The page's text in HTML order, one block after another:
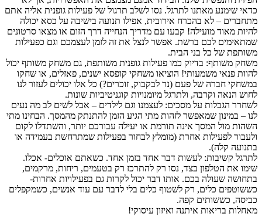
כדאי שימנע מאתנו לתרגל. נסו לשלב תרגול של פעילות גופנית אליה אתם
מתחברים – לא בהכרח אירובית, אפילו תנועה בישיבה על כסא יכולה
להיות מאוד מועילה! קבעו עם מדריך הנחייה דרך הזום או מצאו סרטונים
שמתאימים לכם ברשת. אפשר לנצל את זה לזמן לעצמכם וגם כפעילות
משותפת של כל בני הבית.
משחק משותף: בדיוק כמו פעילות גופנית משותפת, גם משחק משותף יכול
להוות פנאי משמעותי! הוציאו משחקי קופסא ישנים, פאזלים, או שחקו
במשחקי חברה של פעם (נר לבקבוק, זוכרים?) כל אלו יכולים לעזור לנו
לחוש הנאה וקרבה, ולתרגל מיומנויות קוגניטיביות שונות.
לשחרר הגבלות על מסכים: לעצמנו וגם לילדים – אבל לשים לב מה נעים
לנו – במינון שמאפשר לזהות מתי הגיע הזמן להתנתק מהמסך. הבחינו מתי
השהות מול המסך אינה תורמת או יעילה עבורכם יותר, והשתדלו לקום
ולעבור לפעילות אחרת (מומלץ לבחור בפעילות שמתרחשת בעמידה או
בתנועה קלה).
לתרגל קשיבות: לעשות דבר אחד בזמן אחד. כשאתם אוכלים- אכלו.
שימו את הטלפון בצד, נסו רק להתרכז רק בטעמים, ריחות, מרקמים,
בתחושה שעולה בכם. אותו דבר יכול לקרות גם בפעילויות אחרות-
כששוטפים כלים, רק לשטוף כלים בלי לדבר עם עוד אנשים, כשמקפלים
כביסה, כששותים קפה.
מאחלות בריאות איתנה ואיזון עיסוקי!